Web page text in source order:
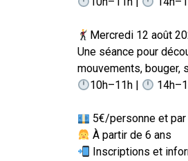
Mercredi 12 août
Une séance pour
mouvements, bouger,
10h–11h |
5€/personne et
À partir de 6 ans
Inscriptions et